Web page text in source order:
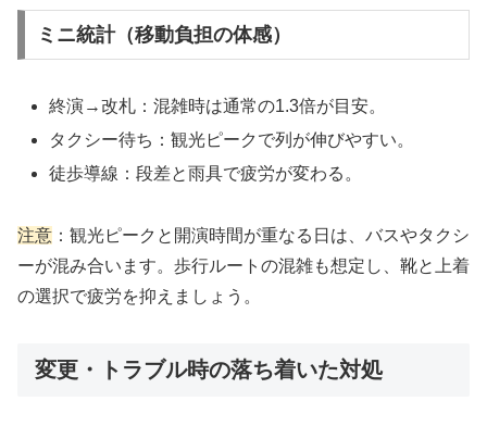
ミニ統計（移動負担の体感）
終演→改札：混雑時は通常の1.3倍が目安。
タクシー待ち：観光ピークで列が伸びやすい。
徒歩導線：段差と雨具で疲労が変わる。
注意 ：観光ピークと開演時間が重なる日は、バスやタクシ
ーが混み合います。歩行ルートの混雑も想定し、靴と上着
の選択で疲労を抑えましょう。
変更・トラブル時の落ち着いた対処